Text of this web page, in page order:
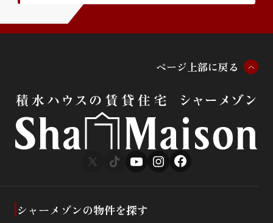
ページ 上部に戻る
シャーメゾンの物件を探す